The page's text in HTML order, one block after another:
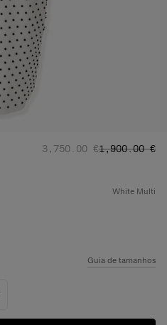
Preço normal:
‌3,750.00 €Preço
‌1,900.00 €
white multi
Guia de tamanhos